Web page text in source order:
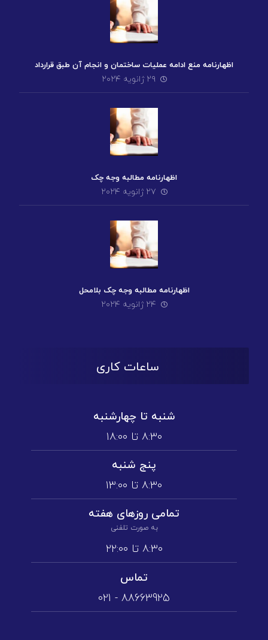
اظهارنامه منع ادامه عملیات ساختمان و انجام آن طبق قرارداد
۲۹ ژانویه ۲۰۲۴
اظهارنامه مطالبه وجه چک
۲۷ ژانویه ۲۰۲۴
اظهارنامه مطالبه وجه چک بلامحل
۲۴ ژانویه ۲۰۲۴
ساعات کاری
شنبه تا چهارشنبه
۸:۳۰ تا ۱۸:۰۰
پنج شنبه
۸:۳۰ تا ۱3:۰۰
تمامی روز‌های هفته
به صورت تلفنی
۸:۳۰ تا ۲۲:۰۰
تماس
88663925 - 021